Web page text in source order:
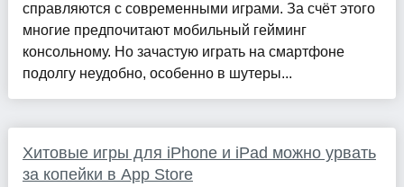
справляются с современными играми. За счёт этого
многие предпочитают мобильный гейминг
консольному. Но зачастую играть на смартфоне
подолгу неудобно, особенно в шутеры...
Хитовые игры для iPhone и iPad можно урвать
за копейки в App Store